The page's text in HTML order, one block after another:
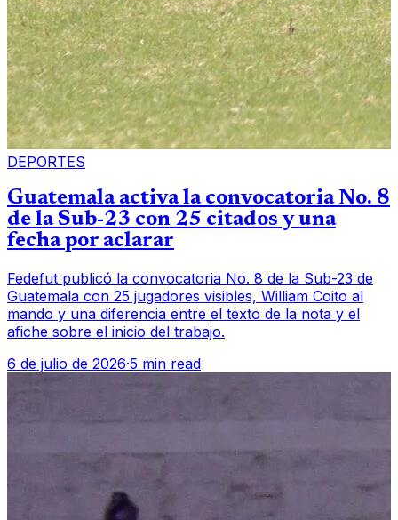
DEPORTES
Guatemala activa la convocatoria No. 8
de la Sub-23 con 25 citados y una
fecha por aclarar
Fedefut publicó la convocatoria No. 8 de la Sub-23 de
Guatemala con 25 jugadores visibles, William Coito al
mando y una diferencia entre el texto de la nota y el
afiche sobre el inicio del trabajo.
6 de julio de 2026·5 min read